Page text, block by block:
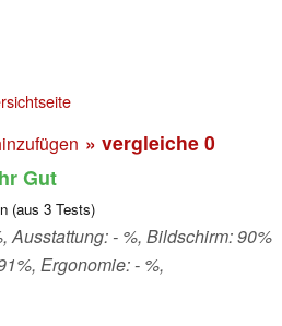
» vergleiche 0
Gut
(aus 3 Tests)
Ausstattung: - %, Bildschirm: 90%
Ergonomie: - %,